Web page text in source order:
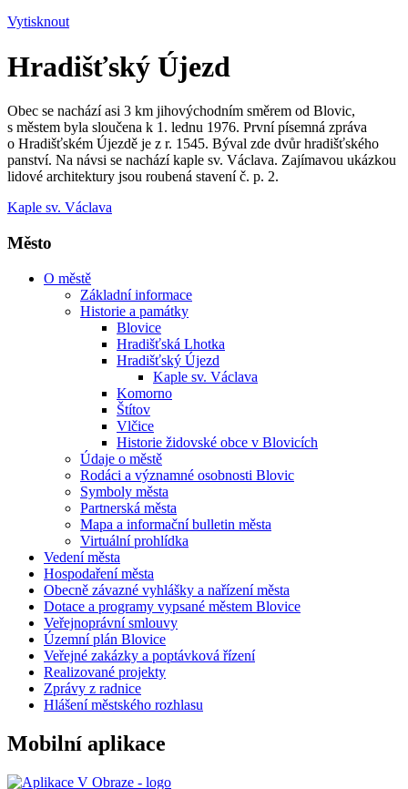
Vytisknout
Hradišťský Újezd
Obec se nachází asi 3 km jihovýchodním směrem od Blovic,
s městem byla sloučena k 1. lednu 1976. První písemná zpráva
o Hradišťském Újezdě je z r. 1545. Býval zde dvůr hradišťského
panství. Na návsi se nachází kaple sv. Václava. Zajímavou ukázkou
lidové architektury jsou roubená stavení č. p. 2.
Kaple sv. Václava
Město
O městě
Základní informace
Historie a památky
Blovice
Hradišťská Lhotka
Hradišťský Újezd
Kaple sv. Václava
Komorno
Štítov
Vlčice
Historie židovské obce v Blovicích
Údaje o městě
Rodáci a významné osobnosti Blovic
Symboly města
Partnerská města
Mapa a informační bulletin města
Virtuální prohlídka
Vedení města
Hospodaření města
Obecně závazné vyhlášky a nařízení města
Dotace a programy vypsané městem Blovice
Veřejnoprávní smlouvy
Územní plán Blovice
Veřejné zakázky a poptávková řízení
Realizované projekty
Zprávy z radnice
Hlášení městského rozhlasu
Mobilní aplikace